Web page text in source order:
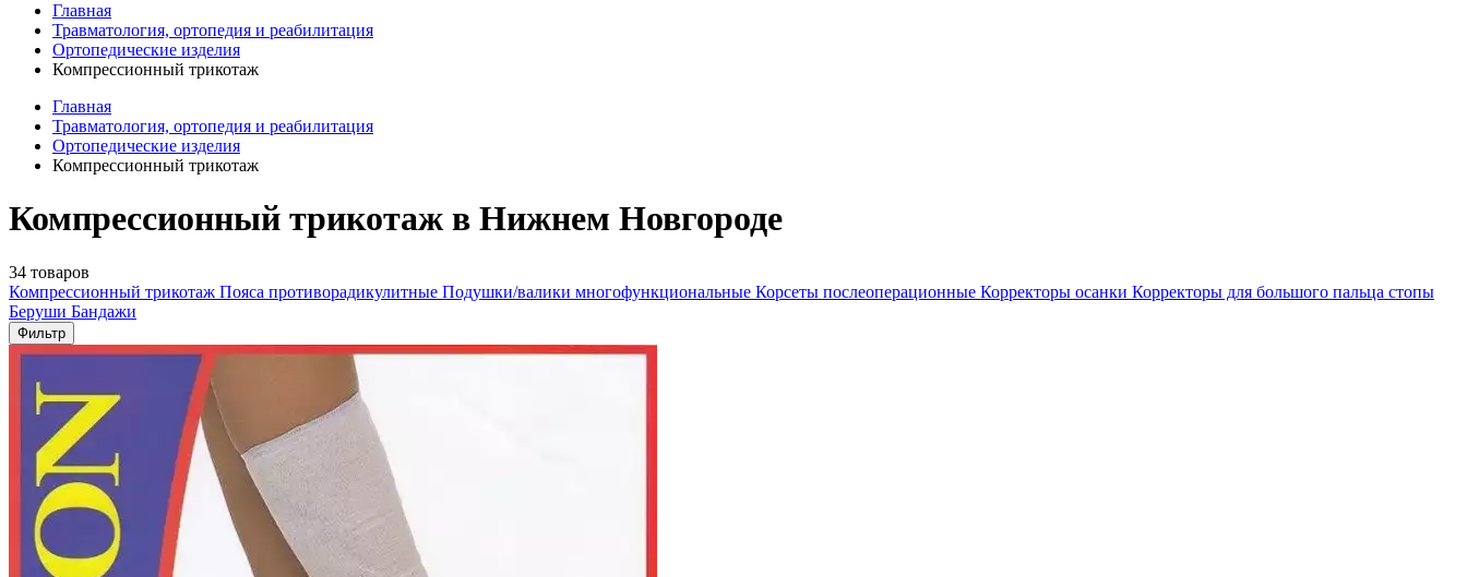
Главная
Травматология, ортопедия и реабилитация
Ортопедические изделия
Компрессионный трикотаж
Главная
Травматология, ортопедия и реабилитация
Ортопедические изделия
Компрессионный трикотаж
Компрессионный трикотаж в Нижнем Новгороде
34 товаров
Компрессионный трикотаж Пояса противорадикулитные Подушки/валики многофункциональные Корсеты послеоперационные Корректоры осанки Корректоры для большого пальца стопы
Беруши Бандажи
Фильтр